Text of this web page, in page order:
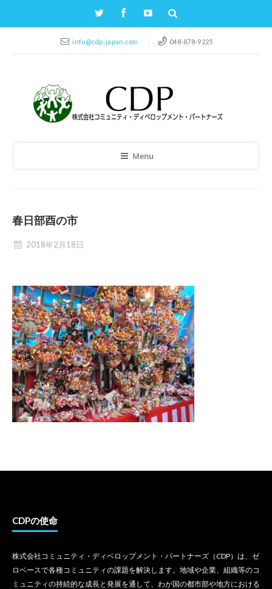
info@cdp-japan.com 048-878-9225
Menu
春日部酉の市
2018年2月18日
CDPの使命
株式会社コミュニティ・ディベロップメント・パートナーズ（CDP）は、ゼ
ロベースで各種コミュニティの課題を解決します。地域や企業、組織等のコ
ミュニティの持続的な成長と発展を通して、わが国の都市部や地方における